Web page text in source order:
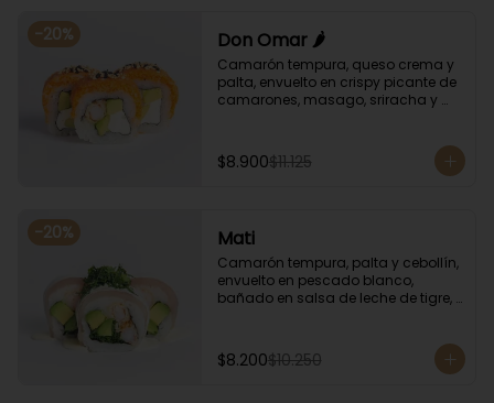
-20% Don Omar 🌶️
Camarón tempura, queso crema y
palta, envuelto en crispy picante de
camarones, masago, sriracha y
$8.900$11.125
-20% Mati
Camarón tempura, palta y cebollín,
envuelto en pescado blanco,
bañado en salsa de leche de tigre,
$8.200$10.250